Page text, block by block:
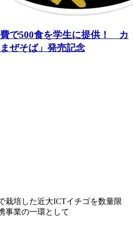
で500食を学生に提供！ カ
ぜそば」発売記念
栽培した近大ICTイチゴを数量限
業の一環として